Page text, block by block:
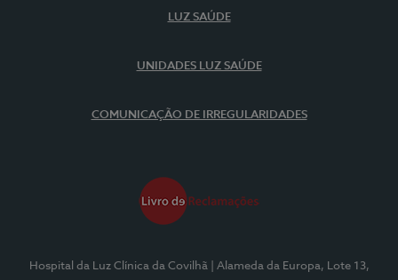
LUZ SAÚDE
UNIDADES LUZ SAÚDE
COMUNICAÇÃO DE IRREGULARIDADES
Hospital da Luz Clínica da Covilhã
| Alameda da Europa, Lote 13,